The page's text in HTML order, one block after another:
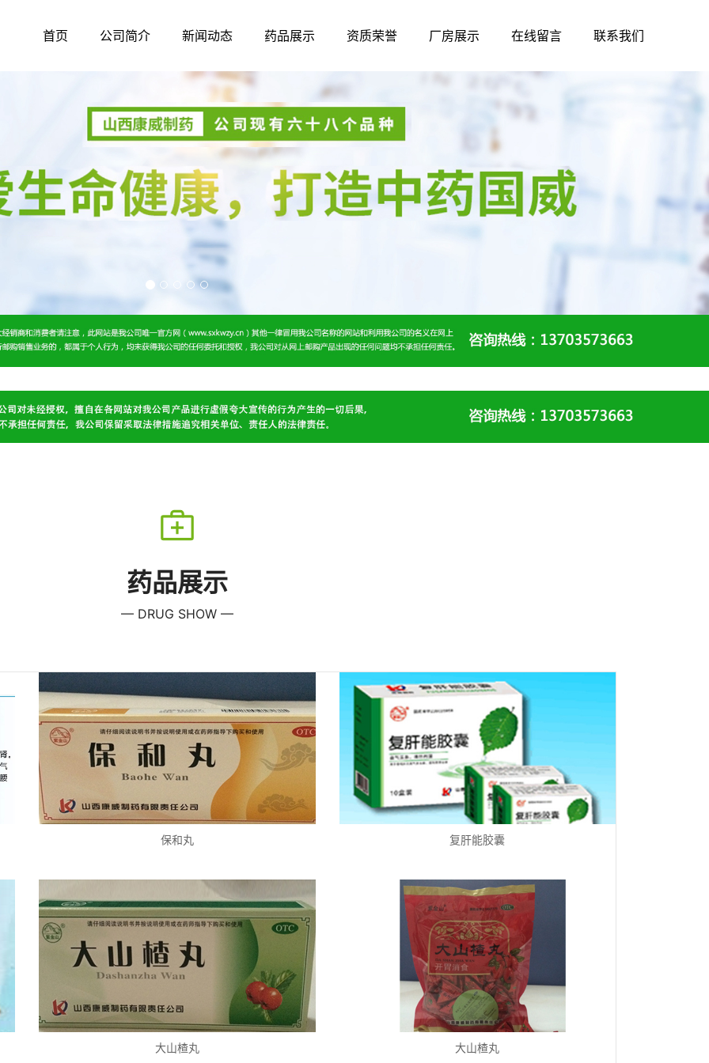
首页 公司简介 新闻动态 药品展示 资质荣誉 厂房展示 在线留言 联系我们
药品展示
— DRUG SHOW —
保和丸 复肝能胶囊
大山楂丸 大山楂丸